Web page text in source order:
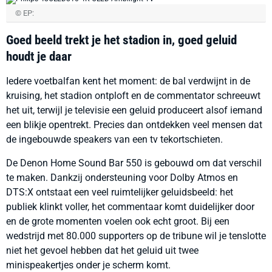
© EP:
Goed beeld trekt je het stadion in, goed geluid
houdt je daar
Iedere voetbalfan kent het moment: de bal verdwijnt in de
kruising, het stadion ontploft en de commentator schreeuwt
het uit, terwijl je televisie een geluid produceert alsof iemand
een blikje opentrekt. Precies dan ontdekken veel mensen dat
de ingebouwde speakers van een tv tekortschieten.
De Denon Home Sound Bar 550 is gebouwd om dat verschil
te maken. Dankzij ondersteuning voor Dolby Atmos en
DTS:X ontstaat een veel ruimtelijker geluidsbeeld: het
publiek klinkt voller, het commentaar komt duidelijker door
en de grote momenten voelen ook echt groot. Bij een
wedstrijd met 80.000 supporters op de tribune wil je tenslotte
niet het gevoel hebben dat het geluid uit twee
minispeakertjes onder je scherm komt.